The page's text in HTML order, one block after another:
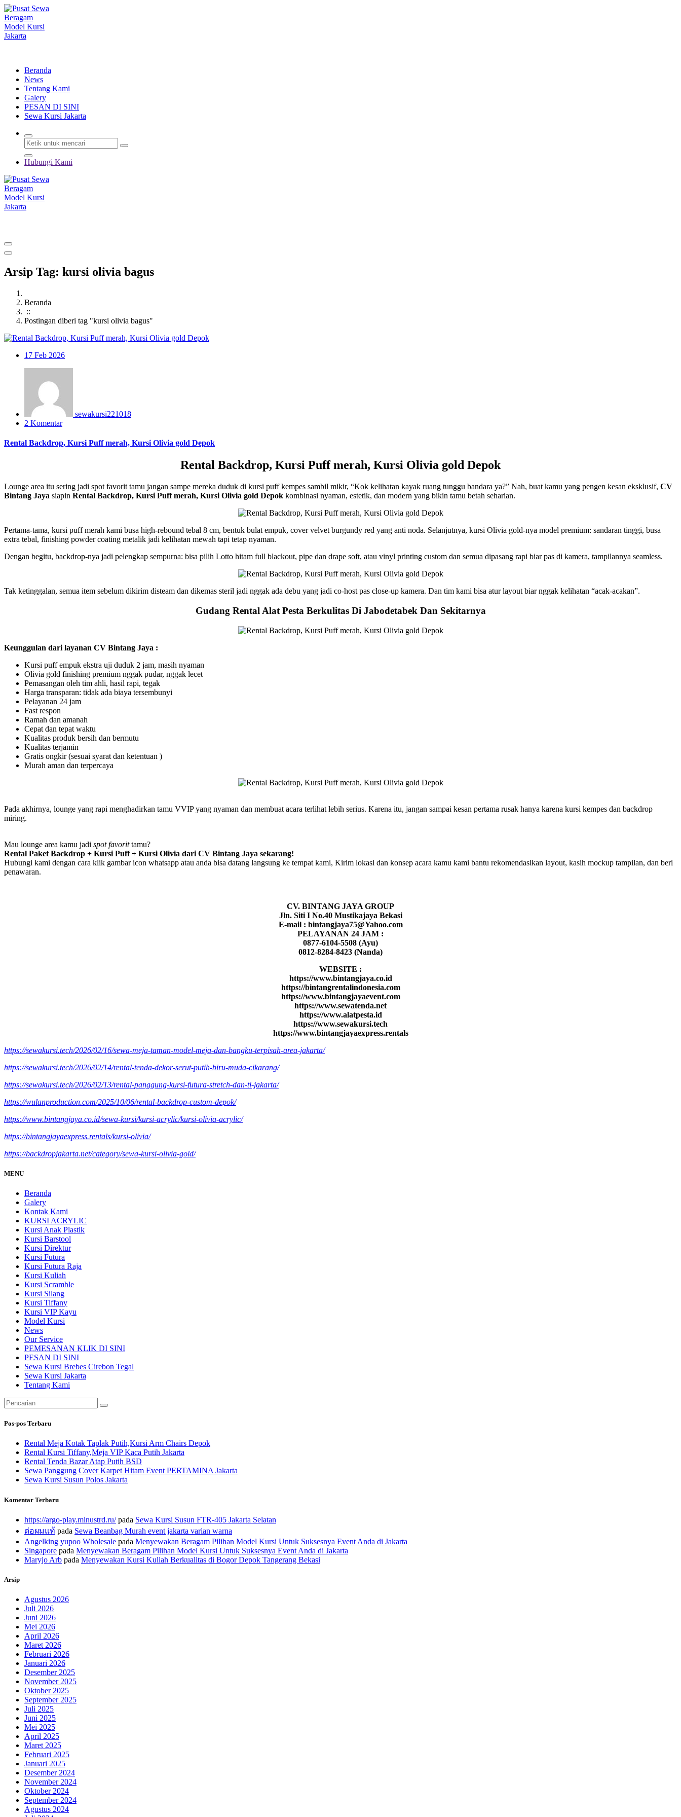
Lewati
ke
konten
Beranda
News
Tentang Kami
Galery
PESAN DI SINI
Sewa Kursi Jakarta
Hubungi Kami
Arsip Tag: kursi olivia bagus
Beranda
::
Postingan diberi tag "kursi olivia bagus"
17 Feb 2026
sewakursi221018
2 Komentar
Rental Backdrop, Kursi Puff merah, Kursi Olivia gold Depok
Rental Backdrop, Kursi Puff merah, Kursi Olivia gold Depok
Lounge area itu sering jadi spot favorit tamu jangan sampe mereka duduk di kursi puff kempes sambil mikir, “Kok kelihatan kayak ruang tunggu bandara ya?” Nah, buat kamu yang pengen kesan eksklusif, CV
Bintang Jaya siapin Rental Backdrop, Kursi Puff merah, Kursi Olivia gold Depok kombinasi nyaman, estetik, dan modern yang bikin tamu betah seharian.
Pertama-tama, kursi puff merah kami busa high-rebound tebal 8 cm, bentuk bulat empuk, cover velvet burgundy red yang anti noda. Selanjutnya, kursi Olivia gold-nya model premium: sandaran tinggi, busa
extra tebal, finishing powder coating metalik jadi kelihatan mewah tapi tetap nyaman.
Dengan begitu, backdrop-nya jadi pelengkap sempurna: bisa pilih Lotto hitam full blackout, pipe dan drape soft, atau vinyl printing custom dan semua dipasang rapi biar pas di kamera, tampilannya seamless.
Tak ketinggalan, semua item sebelum dikirim disteam dan dikemas steril jadi nggak ada debu yang jadi co-host pas close-up kamera. Dan tim kami bisa atur layout biar nggak kelihatan “acak-acakan”.
Gudang Rental Alat Pesta Berkulitas Di Jabodetabek Dan Sekitarnya
Keunggulan dari layanan CV Bintang Jaya :
Kursi puff empuk ekstra uji duduk 2 jam, masih nyaman
Olivia gold finishing premium nggak pudar, nggak lecet
Pemasangan oleh tim ahli, hasil rapi, tegak
Harga transparan: tidak ada biaya tersembunyi
Pelayanan 24 jam
Fast respon
Ramah dan amanah
Cepat dan tepat waktu
Kualitas produk bersih dan bermutu
Kualitas terjamin
Gratis ongkir (sesuai syarat dan ketentuan )
Murah aman dan terpercaya
Pada akhirnya, lounge yang rapi menghadirkan tamu VVIP yang nyaman dan membuat acara terlihat lebih serius. Karena itu, jangan sampai kesan pertama rusak hanya karena kursi kempes dan backdrop
miring.
Mau lounge area kamu jadi spot favorittamu?
Rental Paket Backdrop + Kursi Puff + Kursi Olivia dari CV Bintang Jaya sekarang!
Hubungi kami dengan cara klik gambar icon whatsapp atau anda bisa datang langsung ke tempat kami, Kirim lokasi dan konsep acara kamu kami bantu rekomendasikan layout, kasih mockup tampilan, dan beri
penawaran.
CV. BINTANG JAYA GROUP
Jln. Siti I No.40 Mustikajaya Bekasi
E-mail : bintangjaya75@Yahoo.com
PELAYANAN 24 JAM :
0877-6104-5508 (Ayu)
0812-8284-8423 (Nanda)
WEBSITE :
https://www.bintangjaya.co.id
https://bintangrentalindonesia.com
https://www.bintangjayaevent.com
https://www.sewatenda.net
https://www.alatpesta.id
https://www.sewakursi.tech
https://www.bintangjayaexpress.rentals
https://sewakursi.tech/2026/02/16/sewa-meja-taman-model-meja-dan-bangku-terpisah-area-jakarta/
https://sewakursi.tech/2026/02/14/rental-tenda-dekor-serut-putih-biru-muda-cikarang/
https://sewakursi.tech/2026/02/13/rental-panggung-kursi-futura-stretch-dan-ti-jakarta/
https://wulanproduction.com/2025/10/06/rental-backdrop-custom-depok/
https://www.bintangjaya.co.id/sewa-kursi/kursi-acrylic/kursi-olivia-acrylic/
https://bintangjayaexpress.rentals/kursi-olivia/
https://backdropjakarta.net/category/sewa-kursi-olivia-gold/
MENU
Beranda
Galery
Kontak Kami
KURSI ACRYLIC
Kursi Anak Plastik
Kursi Barstool
Kursi Direktur
Kursi Futura
Kursi Futura Raja
Kursi Kuliah
Kursi Scramble
Kursi Silang
Kursi Tiffany
Kursi VIP Kayu
Model Kursi
News
Our Service
PEMESANAN KLIK DI SINI
PESAN DI SINI
Sewa Kursi Brebes Cirebon Tegal
Sewa Kursi Jakarta
Tentang Kami
Pencarian
untuk:
Pos-pos Terbaru
Rental Meja Kotak Taplak Putih,Kursi Arm Chairs Depok
Rental Kursi Tiffany,Meja VIP Kaca Putih Jakarta
Rental Tenda Bazar Atap Putih BSD
Sewa Panggung Cover Karpet Hitam Event PERTAMINA Jakarta
Sewa Kursi Susun Polos Jakarta
Komentar Terbaru
https://argo-play.minustrd.ru/pada Sewa Kursi Susun FTR-405 Jakarta Selatan
ต่อผมแท้ pada Sewa Beanbag Murah event jakarta varian warna
Angelking yupoo Wholesale pada Menyewakan Beragam Pilihan Model Kursi Untuk Suksesnya Event Anda di Jakarta
Singapore pada Menyewakan Beragam Pilihan Model Kursi Untuk Suksesnya Event Anda di Jakarta
Maryjo Arb pada Menyewakan Kursi Kuliah Berkualitas di Bogor Depok Tangerang Bekasi
Arsip
Agustus 2026
Juli 2026
Juni 2026
Mei 2026
April 2026
Maret 2026
Februari 2026
Januari 2026
Desember 2025
November 2025
Oktober 2025
September 2025
Juli 2025
Juni 2025
Mei 2025
April 2025
Maret 2025
Februari 2025
Januari 2025
Desember 2024
November 2024
Oktober 2024
September 2024
Agustus 2024